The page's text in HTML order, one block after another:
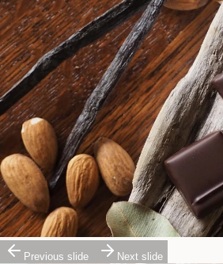
Previous slide Next slide